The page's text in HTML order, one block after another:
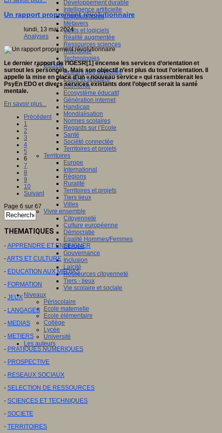
Développement durable
Intelligence artificielle
Logiciels libres
Métavers
Outils et logiciels
Réalité augmentée
Ressources sciences
Robotique
Technologies
Société
Acteurs des territoires
Ecole et structure
Economie
Ecosystème éducatif
Génération internet
Handicap
Mondialisation
Normes scolaires
Regards sur l’Ecole
Santé
Société connectée
Territoires et projets
Territoires
Europe
International
Régions
Ruralité
Territoires et projets
Tiers lieux
Villes
Vivre ensemble
Citoyenneté
Culture européenne
Démocratie
Egalité Hommes/Femmes
Ethique
Gouvernance
Inclusion
Laïcité
Ressources citoyenneté
Tiers - lieux
Vie scolaire et sociale
Niveaux
Périscolaire
Ecole maternelle
Ecole élémentaire
Collège
Lycée
Université
Les auteurs
Un rapport proprement révolutionnaire
lundi, 13 mai 2024
Analyses
Le dernier rapport de l’IGESR[1] encense les services d’orientation et
surtout les personnels. Mais son objectif n’est plus du tout l’orientation. Il
appelle la mise en place d’un « nouveau service » qui rassemblerait les
PsyEn EDO et divers services existants dont l’objectif serait la santé
mentale.
En savoir plus...
Précédent
1
2
3
4
5
6
7
8
9
10
Suivant
Page 6 sur 67
THEMATIQUES
- APPRENDRE ET ENSEIGNER
-ARTS ET CULTURE
- EDUCATION AUX MEDIAS
- FORMATION
- JEUX
- LANGAGES
- MEDIAS
- METIERS
- PRATIQUES NUMERIQUES
- PROSPECTIVE
- RESEAUX SOCIAUX
- SELECTION DE RESSOURCES
- SCIENCES ET TECHNIQUES
- SOCIETE
- TERRITOIRES